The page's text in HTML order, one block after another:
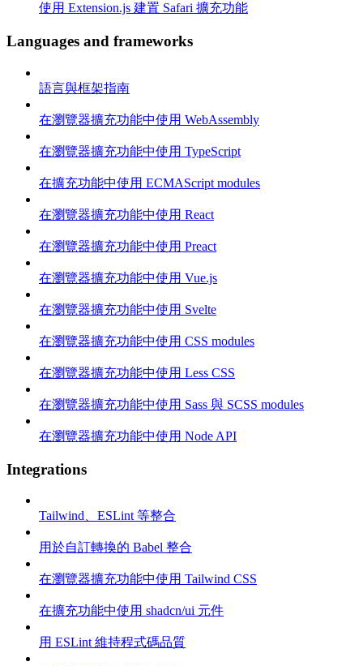
使用 Extension.js 建置 Safari 擴充功能
Languages and frameworks
語言與框架指南
在瀏覽器擴充功能中使用 WebAssembly
在瀏覽器擴充功能中使用 TypeScript
在擴充功能中使用 ECMAScript modules
在瀏覽器擴充功能中使用 React
在瀏覽器擴充功能中使用 Preact
在瀏覽器擴充功能中使用 Vue.js
在瀏覽器擴充功能中使用 Svelte
在瀏覽器擴充功能中使用 CSS modules
在瀏覽器擴充功能中使用 Less CSS
在瀏覽器擴充功能中使用 Sass 與 SCSS modules
在瀏覽器擴充功能中使用 Node API
Integrations
Tailwind、ESLint 等整合
用於自訂轉換的 Babel 整合
在瀏覽器擴充功能中使用 Tailwind CSS
在擴充功能中使用 shadcn/ui 元件
用 ESLint 維持程式碼品質